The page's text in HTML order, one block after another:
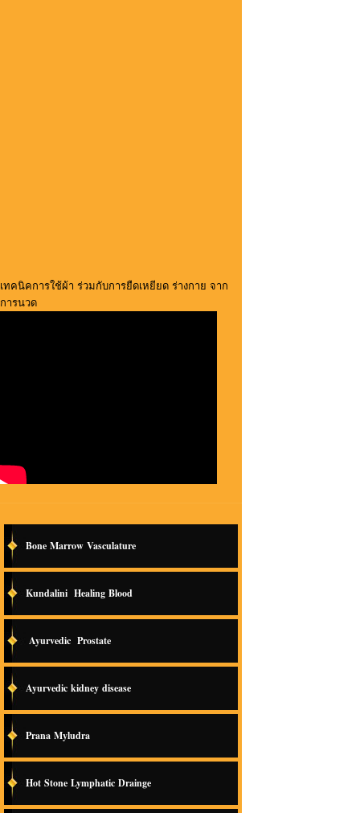
เทคนิคการใช้ผ้า ร่วมกับการยืดเหยียด ร่างกาย จาก
การนวด
Bone Marrow Vasculature
Kundalini Healing Blood
Ayurvedic Prostate
Ayurvedic kidney disease
Prana Myludra
Hot Stone Lymphatic Drainge